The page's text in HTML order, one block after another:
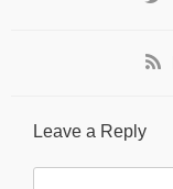
Leave a Reply